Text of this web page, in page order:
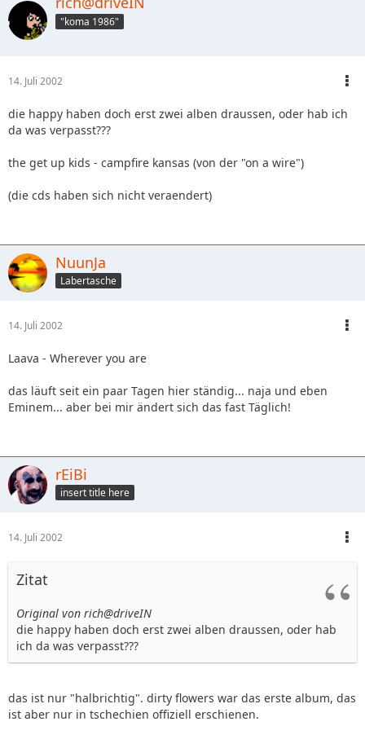
"koma 1986"
14. Juli 2002
die happy haben doch erst zwei alben draussen, oder hab ich
da was verpasst???
the get up kids - campfire kansas (von der "on a wire")
(die cds haben sich nicht veraendert)
NuunJa
Labertasche
14. Juli 2002
Laava - Wherever you are
das läuft seit ein paar Tagen hier ständig... naja und eben
Eminem... aber bei mir ändert sich das fast Täglich!
rEiBi
insert title here
14. Juli 2002
Zitat
Original von rich@driveIN
die happy haben doch erst zwei alben draussen, oder hab
ich da was verpasst???
das ist nur "halbrichtig". dirty flowers war das erste album, das
ist aber nur in tschechien offiziell erschienen.